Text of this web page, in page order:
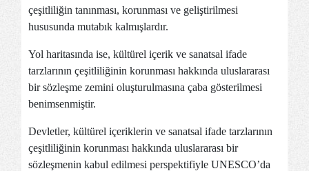
çeşitliliğin tanınması, korunması ve geliştirilmesi
hususunda mutabık kalmışlardır.
Yol haritasında ise, kültürel içerik ve sanatsal ifade
tarzlarının çeşitliliğinin korunması hakkında uluslararası
bir sözleşme zemini oluşturulmasına çaba gösterilmesi
benimsenmiştir.
Devletler, kültürel içeriklerin ve sanatsal ifade tarzlarının
çeşitliliğinin korunması hakkında uluslararası bir
sözleşmenin kabul edilmesi perspektifiyle UNESCO’da